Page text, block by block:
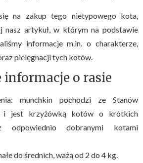
na zakup tego nietypowego kota,
nasz artykuł, w którym na podstawie
informacje m.in. o charakterze,
pielęgnacji tych kotów.
informacje o rasie
munchkin pochodzi ze Stanów
i jest krzyżówką kotów o krótkich
odpowiednio dobranymi kotami
do średnich, ważą od 2 do 4 kg.